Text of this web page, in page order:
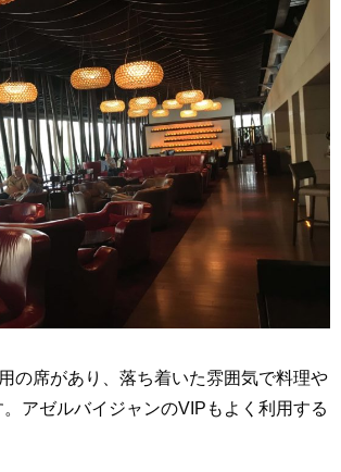
の席があり、落ち着いた雰囲気で料理や
アゼルバイジャンのVIPもよく利用する